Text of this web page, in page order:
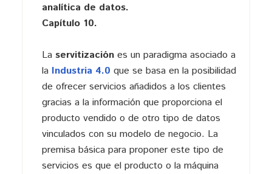
analítica de datos.
Capítulo 10.
La servitizaciónes un paradigma asociado a
la Industria 4.0 que se basa en la posibilidad
de ofrecer servicios añadidos a los clientes
gracias a la información que proporciona el
producto vendido o de otro tipo de datos
vinculados con su modelo de negocio. La
premisa básica para proponer este tipo de
servicios es que el producto o la máquina